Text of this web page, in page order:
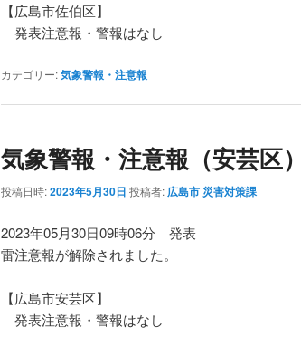
【広島市佐伯区】
発表注意報・警報はなし
カテゴリー:気象警報・注意報
気象警報・注意報（安芸区）
投稿日時:2023年5月30日 投稿者: 広島市 災害対策課
2023年05月30日09時06分 発表
雷注意報が解除されました。
【広島市安芸区】
発表注意報・警報はなし